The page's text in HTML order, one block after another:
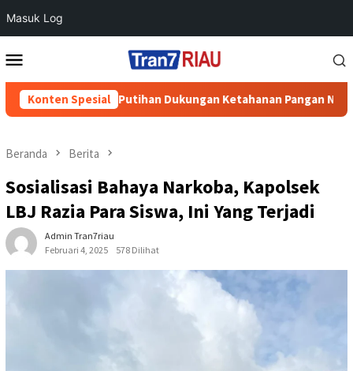
Masuk Log
ke
Mobile
Konten Spesial
Air Putihan Dukungan Ketahanan Pangan Nasional
Beranda Berita
Sosialisasi Bahaya Narkoba, Kapolsek
LBJ Razia Para Siswa, Ini Yang Terjadi
Admin Tran7riau
Februari 4, 2025
578 Dilihat